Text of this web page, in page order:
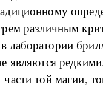
различным
лаборатории
являются
той магии,